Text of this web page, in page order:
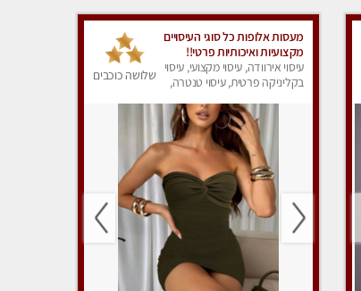
מעסות אלופות כל סוגי העיסויים
מקצועיות ואיכותיות פרטי!!
עיסוי אירוודה, עיסוי מקצועי, עיסוי
בקליניקה פרטית, עיסוי טנטרה,
שלושה כוכבים